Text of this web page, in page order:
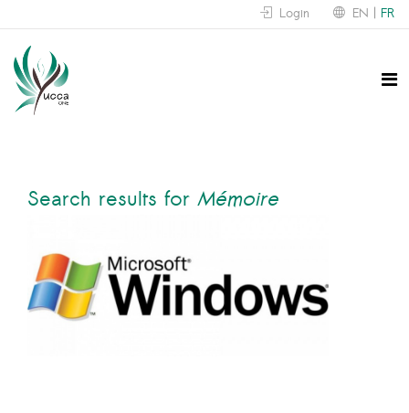
Login EN FR
Search results for Mémoire